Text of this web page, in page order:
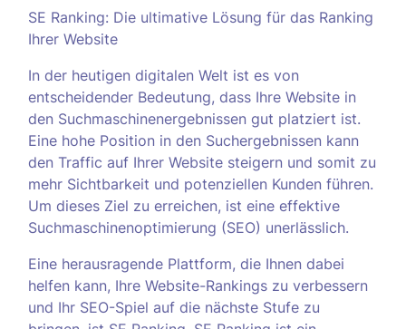
SE Ranking: Die ultimative Lösung für das Ranking
Ihrer Website
In der heutigen digitalen Welt ist es von
entscheidender Bedeutung, dass Ihre Website in
den Suchmaschinenergebnissen gut platziert ist.
Eine hohe Position in den Suchergebnissen kann
den Traffic auf Ihrer Website steigern und somit zu
mehr Sichtbarkeit und potenziellen Kunden führen.
Um dieses Ziel zu erreichen, ist eine effektive
Suchmaschinenoptimierung (SEO) unerlässlich.
Eine herausragende Plattform, die Ihnen dabei
helfen kann, Ihre Website-Rankings zu verbessern
und Ihr SEO-Spiel auf die nächste Stufe zu